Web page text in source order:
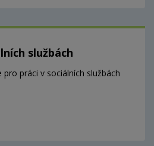
službách
pro práci v sociálních službách